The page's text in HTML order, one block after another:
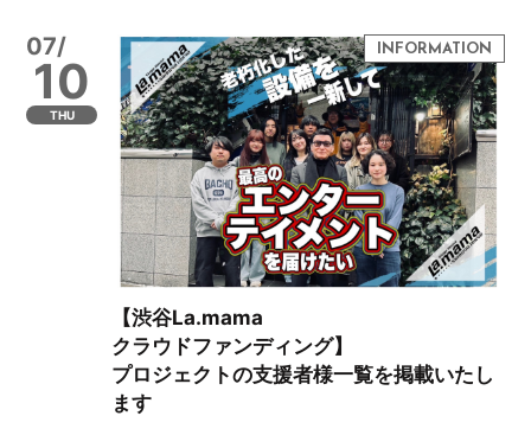
07/
10
THU
【渋谷La.mama
クラウドファンディング】
プロジェクトの支援者様一覧を掲載いたし
ます